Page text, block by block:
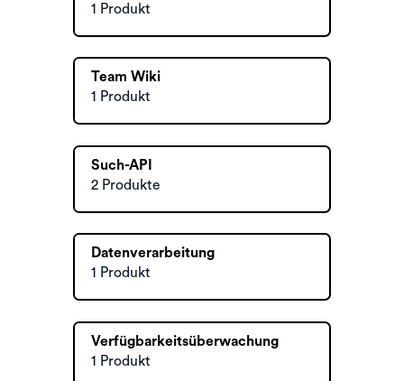
1 Produkt
Team Wiki
1 Produkt
Such-API
2 Produkte
Datenverarbeitung
1 Produkt
Verfügbarkeitsüberwachung
1 Produkt